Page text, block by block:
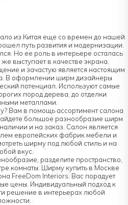
из Китая еще со времен до нашей
путь развития и модернизации.
Но ее роль в интерьере осталась
выступает в качестве экрана,
и зачастую является настоящим
В оформлении ширм дизайнеры
потенциал. Используют самые
пород дерева, до отделки
металлами.
Вам в помощь ассортимент салона
большое разнообразие ширм
и на заказ. Салон является
европейских фабрик мебели и
ширму под любой стиль и на
вкус.
разделите пространство,
комнаты. Ширму купить в Москве
FreeDom Interiors. Вас порадует
цены. Индивидуальный подход к
решение в интерьерах любой